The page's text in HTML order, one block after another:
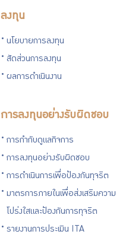
ลงทุน
นโยบายการลงทุน
สัดส่วนการลงทุน
ผลการดำเนินงาน
การลงทุนอย่างรับผิดชอบ
การกำกับดูแลกิจการ
การลงทุนอย่างรับผิดชอบ
การดำเนินการเพื่อป้องกันทุจริต
มาตรการภายในเพื่อส่งเสริมความ
โปร่งใสและป้องกันการทุจริต
รายงานการประเมิน ITA